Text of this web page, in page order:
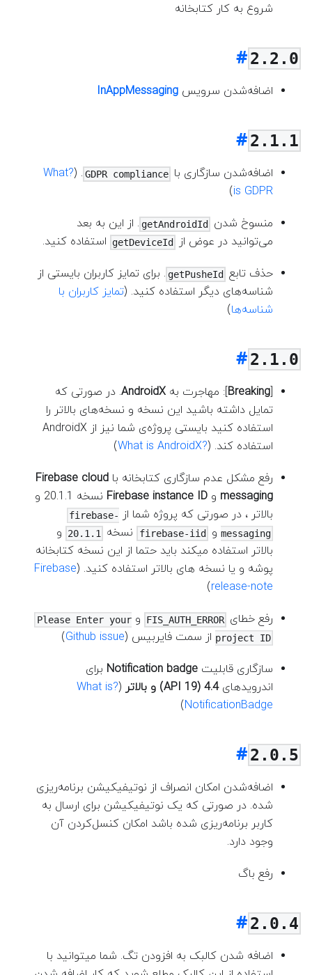
شروع به کار کتابخانه
2.2.0
اضافه‌شدن سرویس InAppMessaging
2.1.1
اضافه‌شدن سازگاری با GDPR compliance
. (
?What
is GDPR
)
منسوخ شدن getAndroidId . از این به بعد
می‌توانید در عوض از
getDeviceId استفاده کنید.
حذف تابع getPusheId . برای تمایز کاربران بایستی از
شناسه‌های دیگر استفاده کنید. (تمایز کاربران با
شناسه‌ها)
2.1.0
Breaking : مهاجرت به AndroidX. در صورتی که
تمایل داشته باشید این نسخه‌ و نسخه‌های بالاتر را
استفاده کنید بایستی پروژه‌ی شما نیز از AndroidX
استفاده کند. (?What is AndroidX
)
رفع مشکل عدم سازگاری کتابخانه با Firebase cloud
messaging و Firebase instance ID
نسخه 20.1.1 و
بالاتر ، در صورتی که پروژه شما از
firebase-
messaging و firebase-iid نسخه 20.1.1
و
بالاتر استفاده میکند باید حتما از این نسخه کتابخانه
پوشه و یا نسخه های بالاتر استفاده کنید. (Firebase
release-note
)
رفع خطای FIS_AUTH_ERROR وPlease Enter your
project ID از سمت فایربیس (Github issue
)
سازگاری قابلیت Notification badge برای
اندروید‌های4.4 (API 19) و بالاتر (
?What is
NotificationBadge
)
2.0.5
اضافه‌شدن امکان انصراف از نوتیفیکیشن برنامه‌ریزی
شده. در صورتی که یک نوتیفیکیشن برای ارسال به
کاربر برنامه‌ریزی شده باشد امکان کنسل‌کردن آن
وجود دارد.
رفع باگ
2.0.4
اضافه شدن کالبک به افزودن تگ. شما میتوانید با